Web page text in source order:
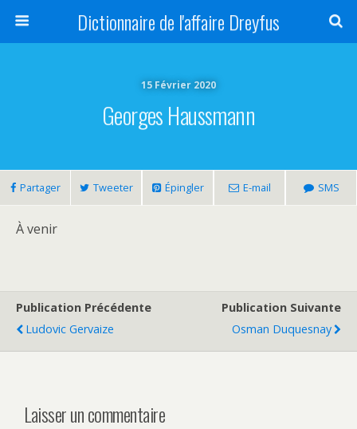
Dictionnaire de l'affaire Dreyfus
15 Février 2020
Georges Haussmann
Partager Tweeter Épingler E-mail SMS
À venir
Publication Précédente
Ludovic Gervaize
Publication Suivante
Osman Duquesnay
Laisser un commentaire